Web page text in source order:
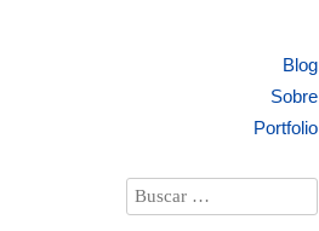
Blog
Sobre
Portfolio